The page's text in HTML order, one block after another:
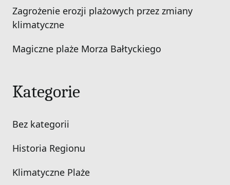
Zagrożenie erozji plażowych przez zmiany
klimatyczne
Magiczne plaże Morza Bałtyckiego
Kategorie
Bez kategorii
Historia Regionu
Klimatyczne Plaże